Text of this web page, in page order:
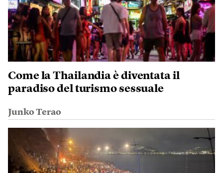
Come la Thailandia è diventata il
paradiso del turismo sessuale
Junko Terao